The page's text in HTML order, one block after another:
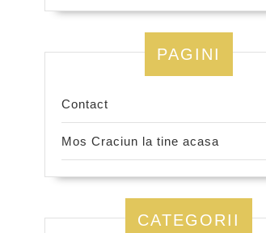
PAGINI
Contact
Mos Craciun la tine acasa
CATEGORII